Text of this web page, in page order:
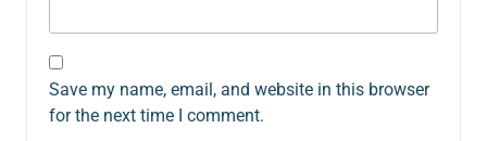
Save my name, email, and website in this browser
for the next time I comment.